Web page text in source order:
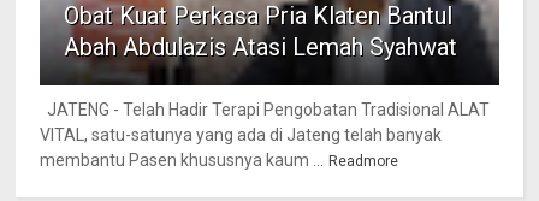
Obat Kuat Perkasa Pria Klaten Bantul
Abah Abdulazis Atasi Lemah Syahwat
JATENG - Telah Hadir Terapi Pengobatan Tradisional ALAT
VITAL, satu-satunya yang ada di Jateng telah banyak
membantu Pasen khususnya kaum ... Readmore